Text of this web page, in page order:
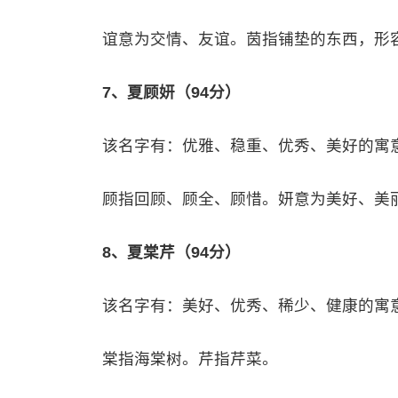
谊意为交情、友谊。茵指铺垫的东西，形
7、夏顾妍（94分）
该名字有：优雅、稳重、优秀、美好的寓
顾指回顾、顾全、顾惜。妍意为美好、美
8、夏棠芹（94分）
该名字有：美好、优秀、稀少、健康的寓
棠指海棠树。芹指芹菜。